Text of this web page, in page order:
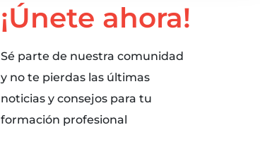
¡Únete ahora!
Sé parte de nuestra comunidad
y no te pierdas las últimas
noticias y consejos para tu
formación profesional